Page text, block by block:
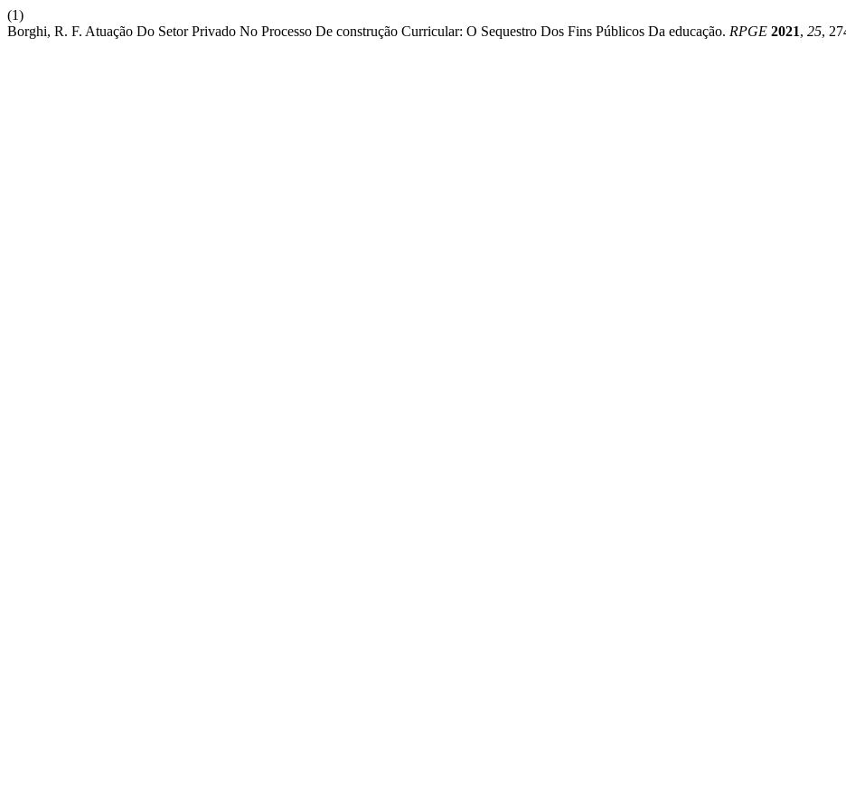
(1)
Borghi, R. F. Atuação Do Setor Privado No Processo De construção Curricular: O Sequestro Dos Fins Públicos Da educação. RPGE 2021, 25,